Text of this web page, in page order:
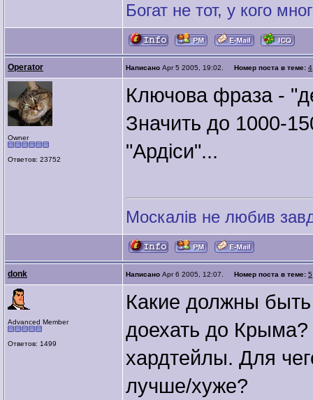
Богат не тот, у кого
Operator Написано Apr 5 2005, 19:02. Номер поста в теме: 4
Owner
Ответов: 23752
Ключова фраза -
Значить до 1000-
"Ардіси"...
Москалів не любив
donk Написано Apr 6 2005, 12:07. Номер поста в теме: 5
Advanced Member
Ответов: 1499
Какие должны
доехать до Крыма?
хардтейлы. Для
лучше/хуже?